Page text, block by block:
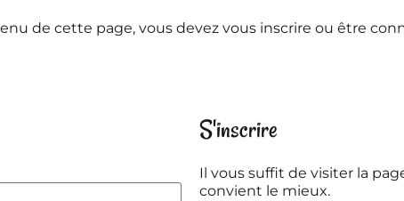
de cette page, vous devez vous inscrire ou être
S'inscrire
Il vous suffit de visiter la
convient le mieux.